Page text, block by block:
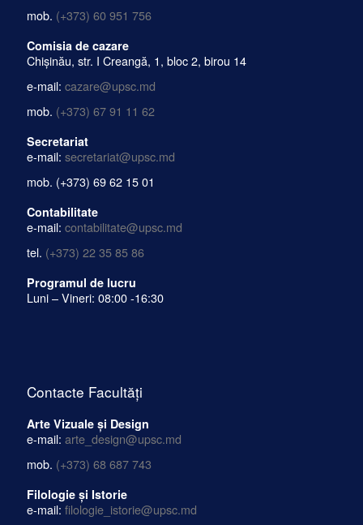
mob. (+373) 60 951 756
Comisia de cazare
Chișinău, str. I Creangă, 1, bloc 2, birou 14
e-mail: cazare@upsc.md
mob. (+373) 67 91 11 62
Secretariat
e-mail: secretariat@upsc.md
mob. (+373) 69 62 15 01
Contabilitate
e-mail: contabilitate@upsc.md
tel. (+373) 22 35 85 86
Programul de lucru
Luni – Vineri: 08:00 -16:30
Contacte Facultăți
Arte Vizuale și Design
e-mail: arte_design@upsc.md
mob. (+373) 68 687 743
Filologie și Istorie
e-mail: filologie_istorie@upsc.md